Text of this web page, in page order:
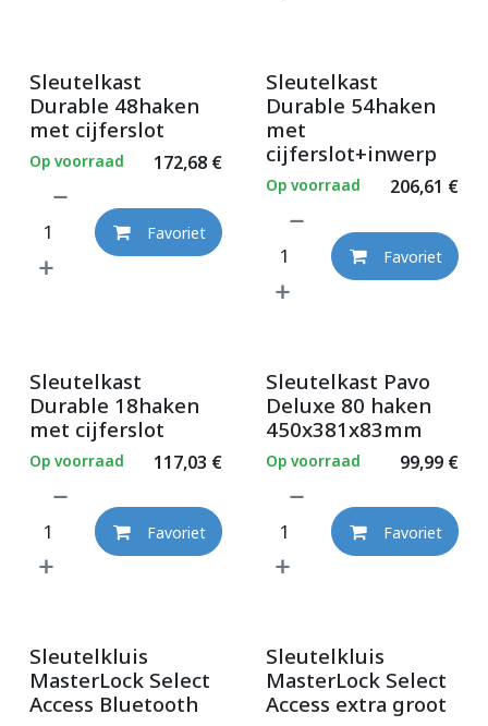
Sleutelkast
Durable 48haken
met cijferslot
172,68€
Op voorraad
Favoriet
Sleutelkast
Durable 54haken
met
cijferslot+inwerp
206,61 €
Op voorraad
Favoriet
Sleutelkast
Durable 18haken
met cijferslot
117,03 €
Op voorraad
Favoriet
Sleutelkast Pavo
Deluxe 80 haken
450x381x83mm
99,99€
Op voorraad
Favoriet
Sleutelkluis
MasterLock Select
Access Bluetooth
Sleutelkluis
MasterLock Select
Access extra groot